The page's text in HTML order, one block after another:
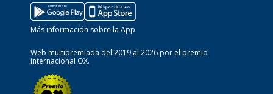
Más información sobre la App
Web multipremiada del 2019 al 2026 por el premio
internacional OX.